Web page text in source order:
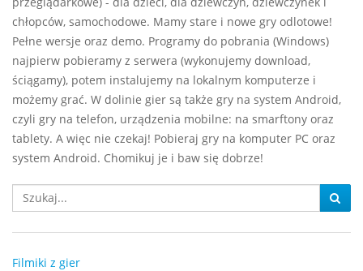
chłopców, samochodowe. Mamy stare i nowe gry odlotowe!
Pełne wersje oraz demo. Programy do pobrania (Windows)
najpierw pobieramy z serwera (wykonujemy download,
ściągamy), potem instalujemy na lokalnym komputerze i
możemy grać. W dolinie gier są także gry na system Android,
czyli gry na telefon, urządzenia mobilne: na smarftony oraz
tablety. A więc nie czekaj! Pobieraj gry na komputer PC oraz
system Android. Chomikuj je i baw się dobrze!
Filmiki z gier